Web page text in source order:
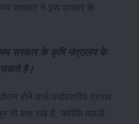
सरकार ने इस प्रकार के
सरकार के कृषि मंत्रालय के
सकते है।
होने वाले पर्यावरणीय प्रभाव
भी बना रखे है, क्योंकि मछली